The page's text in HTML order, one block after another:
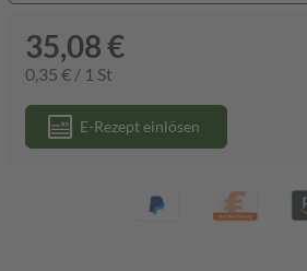
35,08 €
0,35 € / 1 St
E-Rezept einlösen